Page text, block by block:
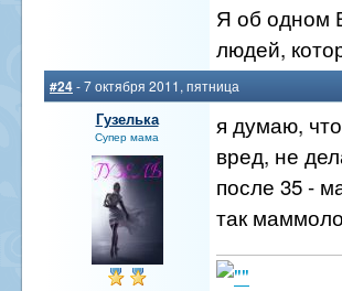
Я об одном
людей,
#24- 7 октября 2011, пятница
Гузелька
Супер мама
я думаю,
вред, не
после 35 -
так